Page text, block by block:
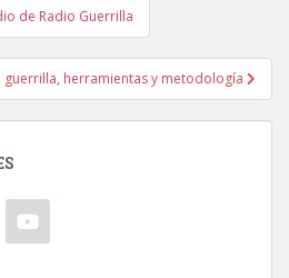
de Radio Guerrilla
guerrilla, herramientas y metodología